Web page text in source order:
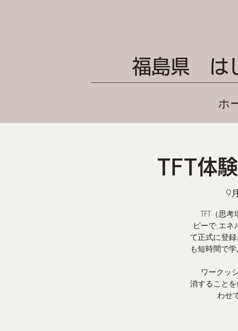
福島県 は
ホ
TFT体
9
TFT（思考
ピーで,エネ
て正式に登
も短時間で
ワークッ
消すること
わせ